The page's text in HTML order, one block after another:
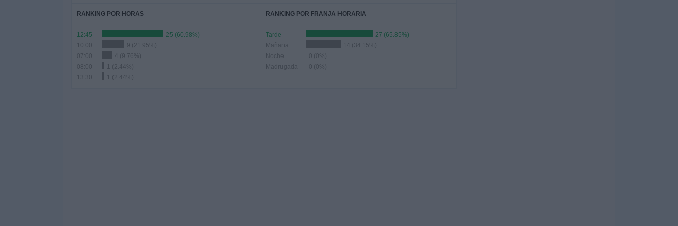
RANKING POR HORAS
12:45
25 (60.98%)
9 (21.95%)
07:00
4 (9.76%)
08:00
1 (2.44%)
13:30
1 (2.44%)
RANKING POR FRANJA HORARIA
Tarde
27 (65.85%)
Mañana
14 (34.15%)
Noche
0 (0%)
Madrugada
0 (0%)